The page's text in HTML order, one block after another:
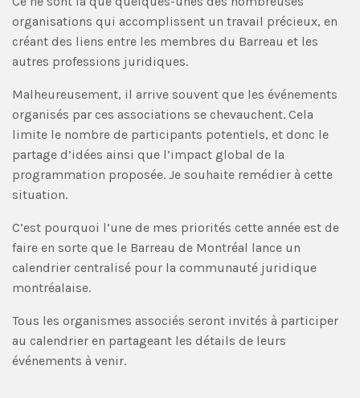
organisations qui accomplissent un travail précieux, en
créant des liens entre les membres du Barreau et les
autres professions juridiques.
Malheureusement, il arrive souvent que les événements
organisés par ces associations se chevauchent. Cela
limite le nombre de participants potentiels, et donc le
partage d’idées ainsi que l’impact global de la
programmation proposée. Je souhaite remédier à cette
situation.
C’est pourquoi l’une de mes priorités cette année est de
faire en sorte que le Barreau de Montréal lance un
calendrier centralisé pour la communauté juridique
montréalaise.
Tous les organismes associés seront invités à participer
au calendrier en partageant les détails de leurs
événements à venir.